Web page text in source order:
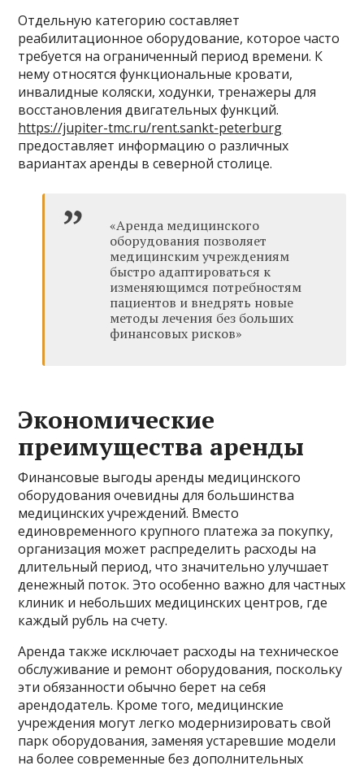
Отдельную категорию составляет
реабилитационное оборудование, которое часто
требуется на ограниченный период времени. К
нему относятся функциональные кровати,
инвалидные коляски, ходунки, тренажеры для
восстановления двигательных функций.
https://jupiter-tmc.ru/rent.sankt-peterburg
предоставляет информацию о различных
вариантах аренды в северной столице.
«Аренда медицинского
оборудования позволяет
медицинским учреждениям
быстро адаптироваться к
изменяющимся потребностям
пациентов и внедрять новые
методы лечения без больших
финансовых рисков»
Экономические
преимущества аренды
Финансовые выгоды аренды медицинского
оборудования очевидны для большинства
медицинских учреждений. Вместо
единовременного крупного платежа за покупку,
организация может распределить расходы на
длительный период, что значительно улучшает
денежный поток. Это особенно важно для частных
клиник и небольших медицинских центров, где
каждый рубль на счету.
Аренда также исключает расходы на техническое
обслуживание и ремонт оборудования, поскольку
эти обязанности обычно берет на себя
арендодатель. Кроме того, медицинские
учреждения могут легко модернизировать свой
парк оборудования, заменяя устаревшие модели
на более современные без дополнительных